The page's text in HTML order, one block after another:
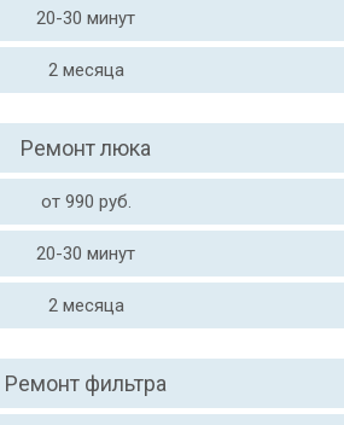
20-30 минут
2 месяца
Ремонт люка
от 990 руб.
20-30 минут
2 месяца
Ремонт фильтра